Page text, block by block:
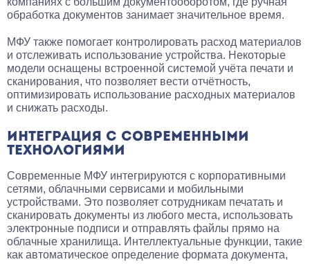
обработка документов занимает значительное время.
МФУ также помогает контролировать расход материалов
и отслеживать использование устройства. Некоторые
модели оснащены встроенной системой учёта печати и
сканирования, что позволяет вести отчётность,
оптимизировать использование расходных материалов
и снижать расходы.
ИНТЕГРАЦИЯ С СОВРЕМЕННЫМИ
ТЕХНОЛОГИЯМИ
Современные МФУ интегрируются с корпоративными
сетями, облачными сервисами и мобильными
устройствами. Это позволяет сотрудникам печатать и
сканировать документы из любого места, использовать
электронные подписи и отправлять файлы прямо на
облачные хранилища. Интеллектуальные функции, такие
как автоматическое определение формата документа,